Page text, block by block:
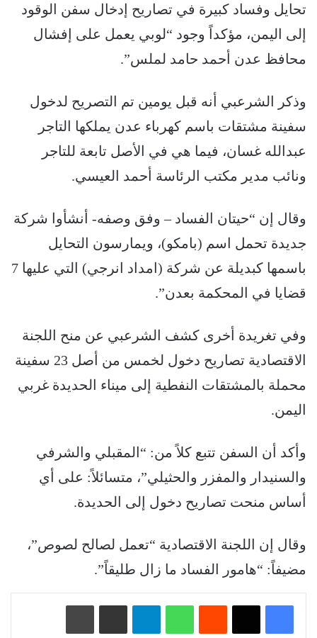
تحايل وفساد كبيرة في تصاريح إدخال سفن الوقود
إلى اليمن، مؤكداً وجود “لوبي يعمل على إفشال
محافظ عدن أحمد حامد لملس”.
وذكر الشرعبي أنه قبل يومين تم التصريح لدخول
سفينة مشتقات باسم كهرباء عدن يملكها التاجر
عبدالله غسان، فيما هي في الأصل تابعة للتاجر
ونائب مدير مكتب الرئاسة أحمد العيسي.
وقال إن “حيتان الفساد – وفق وصفه- أنشأوا شركة
جديدة تحمل اسم (بامكو)، ويمارسون التحايل
باسمها كبديلة عن شركة (امداد انرجي) التي عليها 7
قضايا في المحكمة بعدن”.
وفي تغريدة أخرى كشف الشرعبي عن منح اللجنة
الاقتصادية تصاريح دخول لخمس من أصل 23 سفينة
محملة بالمشتقات النفطية إلى ميناء الحديدة غربي
اليمن.
وأكد أن السفن تتبع كلاً من: “المقبلي والشرفي
والسنيدار والمفزر والحثيلي”، متسائلاً: على أي
أساس منحت تصاريح دخول إلى الحديدة.
وقال إن اللجنة الاقتصادية “تعمل لصالح لصوص”،
مضيفاً: “هامور الفساد ما زال طليقاً”.
واتساب تيلقرام